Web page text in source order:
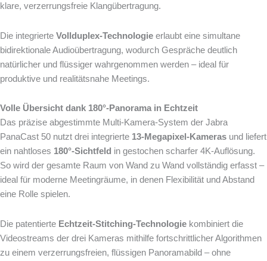
klare, verzerrungsfreie Klangübertragung.
Die integrierte Vollduplex-Technologie erlaubt eine simultane
bidirektionale Audioübertragung, wodurch Gespräche deutlich
natürlicher und flüssiger wahrgenommen werden – ideal für
produktive und realitätsnahe Meetings.
Volle Übersicht dank 180°-Panorama in Echtzeit
Das präzise abgestimmte Multi-Kamera-System der Jabra
PanaCast 50 nutzt drei integrierte 13-Megapixel-Kameras und liefert
ein nahtloses 180°-Sichtfeld in gestochen scharfer 4K-Auflösung.
So wird der gesamte Raum von Wand zu Wand vollständig erfasst –
ideal für moderne Meetingräume, in denen Flexibilität und Abstand
eine Rolle spielen.
Die patentierte Echtzeit-Stitching-Technologie kombiniert die
Videostreams der drei Kameras mithilfe fortschrittlicher Algorithmen
zu einem verzerrungsfreien, flüssigen Panoramabild – ohne